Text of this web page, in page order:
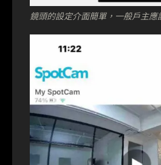
鏡頭的設定介面簡單，一般戶主